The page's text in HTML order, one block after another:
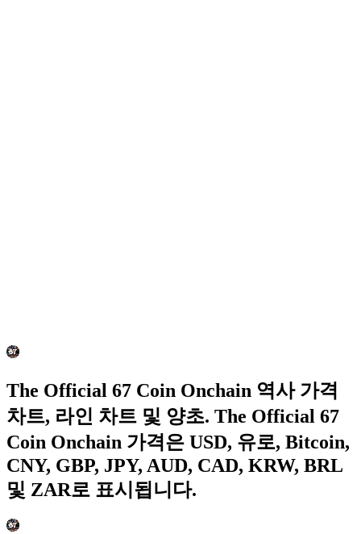
The Official 67 Coin Onchain 역사 가격
차트, 라인 차트 및 양초. The Official 67
Coin Onchain 가격은 USD, 유로, Bitcoin,
CNY, GBP, JPY, AUD, CAD, KRW, BRL
및 ZAR로 표시됩니다.